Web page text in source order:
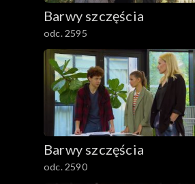
Barwy szczęścia
odc. 2595
Barwy szczęścia
odc. 2590